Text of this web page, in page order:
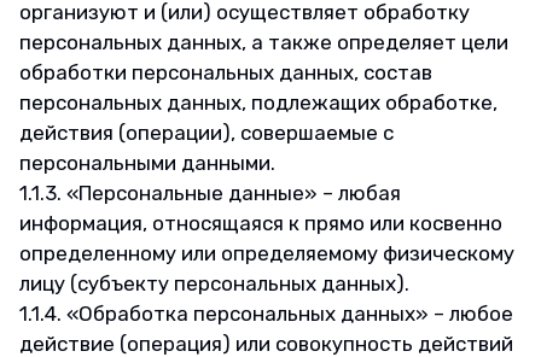
организуют и (или) осуществляет обработку
персональных данных, а также определяет цели
обработки персональных данных, состав
персональных данных, подлежащих обработке,
действия (операции), совершаемые с
персональными данными.
1.1.3. «Персональные данные» – любая
информация, относящаяся к прямо или косвенно
определенному или определяемому физическому
лицу (субъекту персональных данных).
1.1.4. «Обработка персональных данных» – любое
действие (операция) или совокупность действий